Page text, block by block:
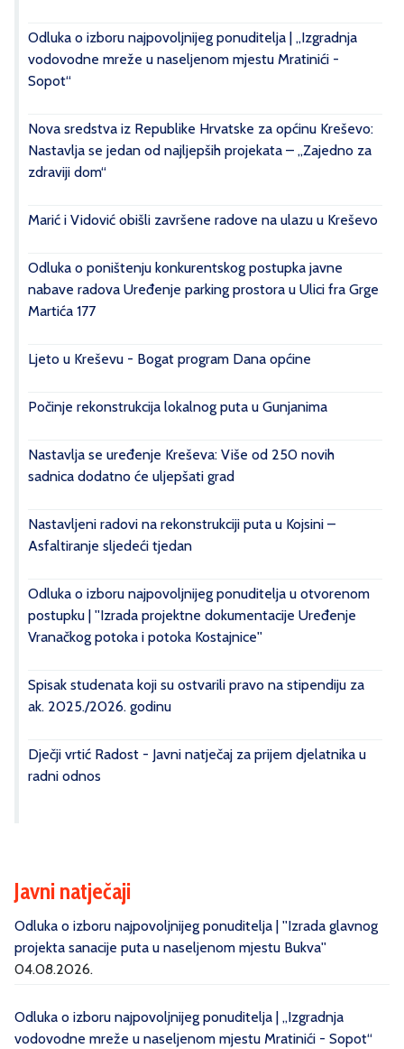
Odluka o izboru najpovoljnijeg ponuditelja | „Izgradnja
vodovodne mreže u naseljenom mjestu Mratinići -
Sopot“
Nova sredstva iz Republike Hrvatske za općinu Kreševo:
Nastavlja se jedan od najljepših projekata – „Zajedno za
zdraviji dom“
Marić i Vidović obišli završene radove na ulazu u Kreševo
Odluka o poništenju konkurentskog postupka javne
nabave radova Uređenje parking prostora u Ulici fra Grge
Martića 177
Ljeto u Kreševu - Bogat program Dana općine
Počinje rekonstrukcija lokalnog puta u Gunjanima
Nastavlja se uređenje Kreševa: Više od 250 novih
sadnica dodatno će uljepšati grad
Nastavljeni radovi na rekonstrukciji puta u Kojsini –
Asfaltiranje sljedeći tjedan
Odluka o izboru najpovoljnijeg ponuditelja u otvorenom
postupku | ''Izrada projektne dokumentacije Uređenje
Vranačkog potoka i potoka Kostajnice''
Spisak studenata koji su ostvarili pravo na stipendiju za
ak. 2025./2026. godinu
Dječji vrtić Radost - Javni natječaj za prijem djelatnika u
radni odnos
Javni natječaji
Odluka o izboru najpovoljnijeg ponuditelja | ''Izrada glavnog
projekta sanacije puta u naseljenom mjestu Bukva''
04.08.2026.
Odluka o izboru najpovoljnijeg ponuditelja | „Izgradnja
vodovodne mreže u naseljenom mjestu Mratinići - Sopot“